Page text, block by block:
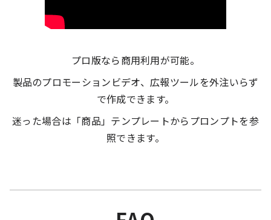
プロ版なら商用利用が可能。
製品のプロモーションビデオ、広報ツールを外注いらず
で作成できます。
迷った場合は「商品」テンプレートからプロンプトを参
照できます。